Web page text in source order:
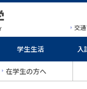
交通
学生生活 入
在学生の方へ